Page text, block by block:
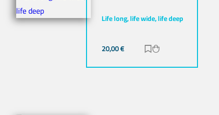
Life long, life wide, life deep
20,00€ Zur Merkliste